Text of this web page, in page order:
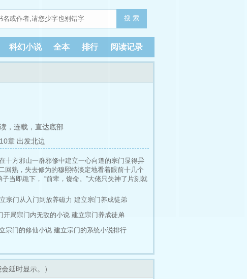
搜 索
科幻小说 全本 排行 阅读记录
，连载， 直达底部
章 出发北边
十方邪山一群邪修中建立一心向道的宗门显得异
回熟，失去修为的穆熙特淡定地看着眼前十几个
当即跪下， “前辈，饶命。”大佬只失神了片刻就
华很好，但是这样，你继续做宗主，我继续当弟
宗门从入门到放养磁力 建立宗门养成徒弟
开局宗门内无敌的小说 建立宗门养成徒弟
宗门的修仙小说 建立宗门的系统小说排行
延时显示。）